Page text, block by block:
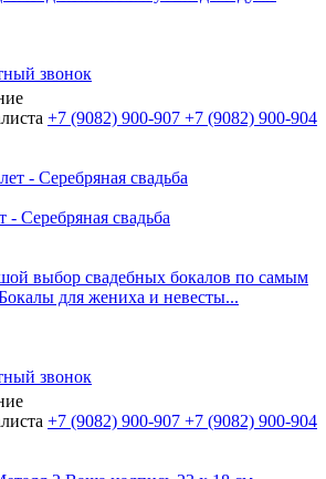
звонок
+7 (9082) 900-907 +7 (9082) 900-904
Серебряная свадьба
выбор свадебных бокалов по самым
для жениха и невесты...
звонок
+7 (9082) 900-907 +7 (9082) 900-904